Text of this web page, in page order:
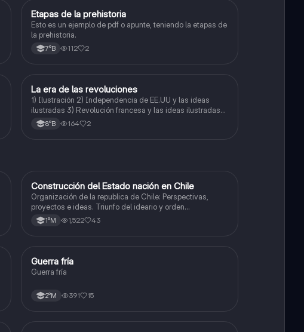
Historia, Geografía y Ciencias Sociales
Etapas de la prehistoria
Esto es un ejemplo de pdf o apunte, teniendo la etapas de
la prehistoria.
7°B 112 2
Historia, Geografía y Ciencias Sociales
La era de las revoluciones
1) Ilustración 2) Independencia de EE.UU y las ideas
ilustradas 3) Revolución francesa y las ideas ilustradas
(solo la parte de cómo las ideas afectan en ls revolución
francesa, no la explicación completa de esta)
8°B 164 2
Historia
Construcción del Estado nación en Chile
Organización de la republica de Chile: Perspectivas,
proyectos e ideas. Triunfo del ideario y orden
conservador. Constitución de 1833. "Era Portaliana"
1°M 1,522 43
Historia
Guerra fría
Guerra fría
2°M 391 15